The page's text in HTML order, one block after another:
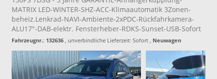
MATRIX LED-WINTER-SHZ-ACC-Klimaautomatik 3Zonen-
beheiz.Lenkrad-NAVI-Ambiente-2xPDC-Rückfahrkamera-
ALU17"-DAB-elektr. Fensterheber-RDKS-Sunset-USB-Sofort
Fahrzeugnr.: 132636 , unverbindliche Lieferzeit: Sofort , Neuwagen